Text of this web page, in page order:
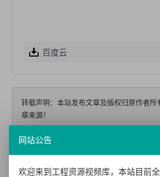
百度云
转载声明：本站发布文章及版权归原作者
章来源！
网站公告
欢迎来到工程资源视频库，本站目前